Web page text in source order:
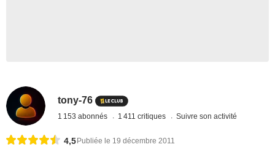
tony-76
1 153 abonnés 1 411 critiques Suivre son activité
4,5 Publiée le 19 décembre 2011